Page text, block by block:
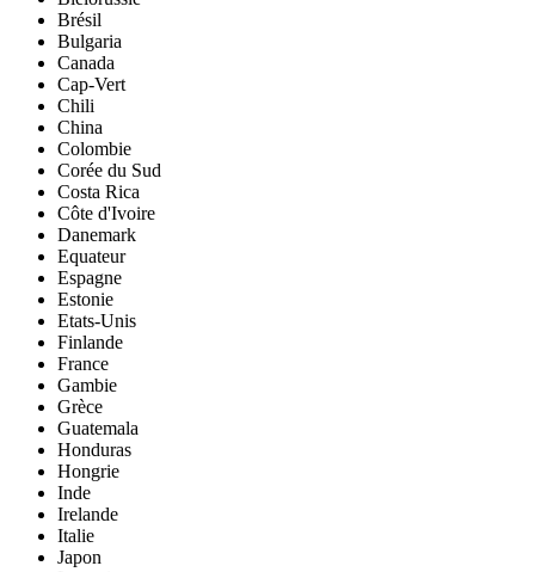
Brésil
Bulgaria
Canada
Cap-Vert
Chili
China
Colombie
Corée du Sud
Costa Rica
Côte d'Ivoire
Danemark
Equateur
Espagne
Estonie
Etats-Unis
Finlande
France
Gambie
Grèce
Guatemala
Honduras
Hongrie
Inde
Irelande
Italie
Japon